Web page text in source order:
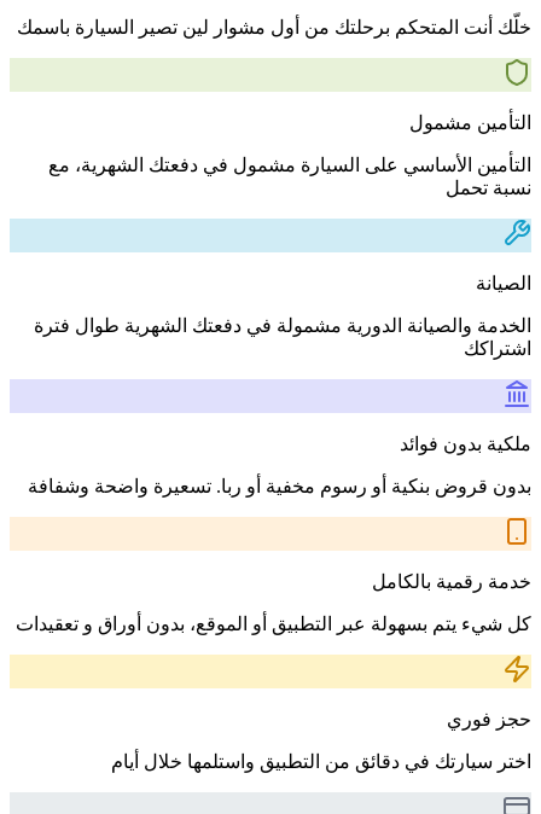
خلّك أنت المتحكم برحلتك من أول مشوار لين تصير السيارة باسمك
التأمين مشمول
التأمين الأساسي على السيارة مشمول في دفعتك الشهرية، مع
نسبة تحمل
الصيانة
الخدمة والصيانة الدورية مشمولة في دفعتك الشهرية طوال فترة
اشتراكك
ملكية بدون فوائد
بدون قروض بنكية أو رسوم مخفية أو ربا. تسعيرة واضحة وشفافة
خدمة رقمية بالكامل
كل شيء يتم بسهولة عبر التطبيق أو الموقع، بدون أوراق و تعقيدات
حجز فوري
اختر سيارتك في دقائق من التطبيق واستلمها خلال أيام